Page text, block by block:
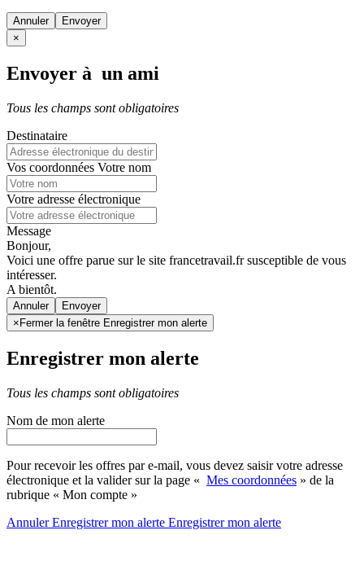
Annuler
×
Envoyer à un ami
Tous les champs sont obligatoires
Destinataire
Vos coordonnées Votre nom
Votre adresse électronique
Message
Bonjour,
Voici une offre parue sur le site francetravail.fr susceptible de vous
intéresser.
A bientôt.
Annuler
× Fermer la fenêtre Enregistrer mon alerte
Enregistrer mon alerte
Tous les champs sont obligatoires
Nom de mon alerte
Pour recevoir les offres par e-mail, vous devez saisir votre adresse
électronique et la valider sur la page « Mes coordonnées » de la
rubrique « Mon compte »
AnnulerEnregistrer mon alerte Enregistrermon alerte